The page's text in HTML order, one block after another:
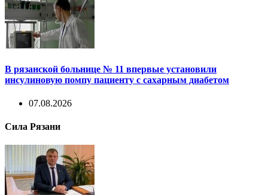
В рязанской больнице № 11 впервые установили
инсулиновую помпу пациенту с сахарным диабетом
07.08.2026
Сила Рязани